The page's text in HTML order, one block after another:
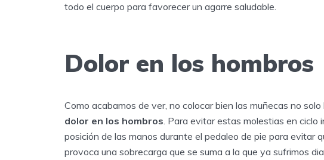
todo el cuerpo para favorecer un agarre saludable.
Dolor en los hombros
Como acabamos de ver, no colocar bien las muñecas no
dolor en los hombros . Para evitar estas molestias en
posición de las manos durante el pedaleo de pie para evitar
provoca una sobrecarga que se suma a la que ya sufrimos